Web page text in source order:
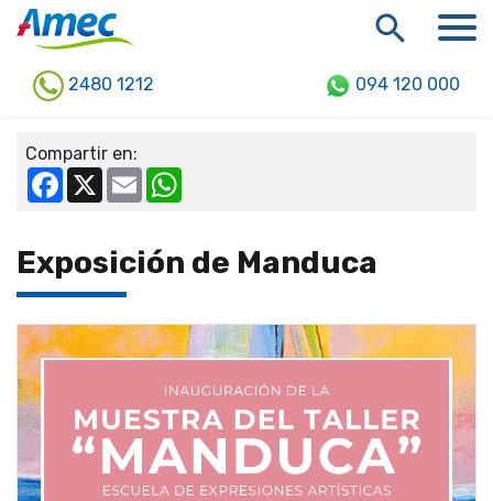
2480 1212 094 120 000
Compartir en:
Facebook
X Email
Exposición de Manduca